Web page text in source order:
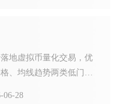
地虚拟币量化交易，优
、均线趋势两类低门槛
06-28